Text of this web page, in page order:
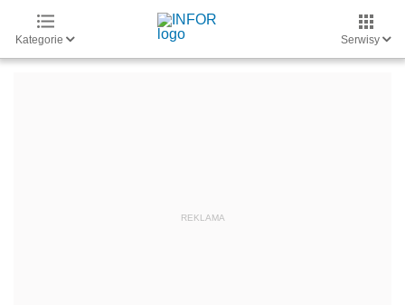
Kategorie Serwisy